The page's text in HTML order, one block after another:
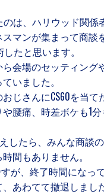
は、ハリウッド関
マンが集まって商談
たと思います。
会場のセッティン
いました。
じさんにCS60を当て
腰痛、時差ボケも1
したら、みんな商談
間もありません。
が、終了時間になっ
あわてて撤退しました